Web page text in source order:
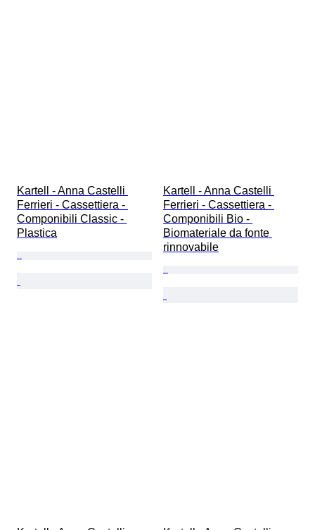
Kartell - Anna Castelli
Ferrieri - Cassettiera -
Componibili Classic -
Plastica
Kartell - Anna Castelli
Ferrieri - Cassettiera -
Componibili Bio -
Biomateriale da fonte
rinnovabile